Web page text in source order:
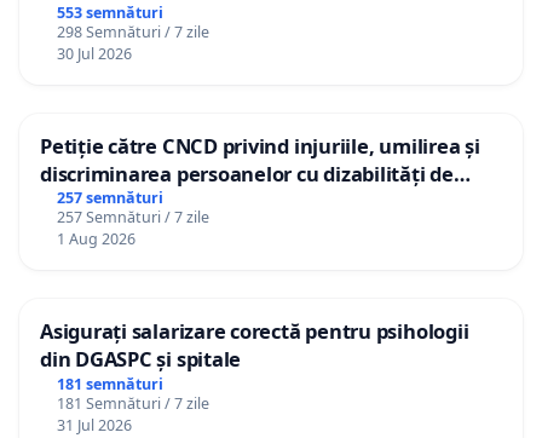
553 semnături
298 Semnături / 7 zile
30 Jul 2026
Petiție către CNCD privind injuriile, umilirea și
discriminarea persoanelor cu dizabilități de
către utilizatorul TikTok „Gorici”
257 semnături
257 Semnături / 7 zile
1 Aug 2026
Asigurați salarizare corectă pentru psihologii
din DGASPC și spitale
181 semnături
181 Semnături / 7 zile
31 Jul 2026